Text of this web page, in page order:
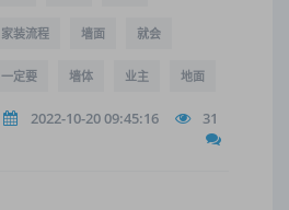
家装流程 墙面 就会
一定要 墙体 业主 地面
2022-10-20 09:45:16 31